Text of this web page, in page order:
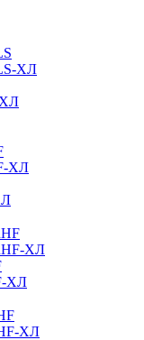
ХЛ
ХЛ
ХЛ
ХЛ
ХЛ